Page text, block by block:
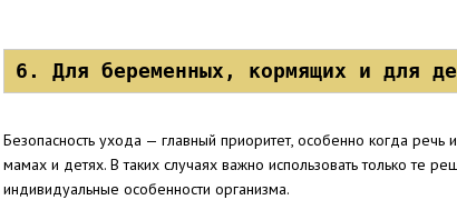
6. Для беременных, кормящих и для
Безопасность ухода — главный приоритет, особенно когда
мамах и детях. В таких случаях важно использовать только те
индивидуальные особенности организма.